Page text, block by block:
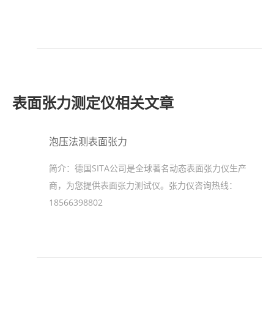
表面张力测定仪相关文章
泡压法测表面张力
简介： 德国SITA公司是全球著名动态表面张力仪生产
商，为您提供表面张力测试仪。张力仪咨询热线：
18566398802